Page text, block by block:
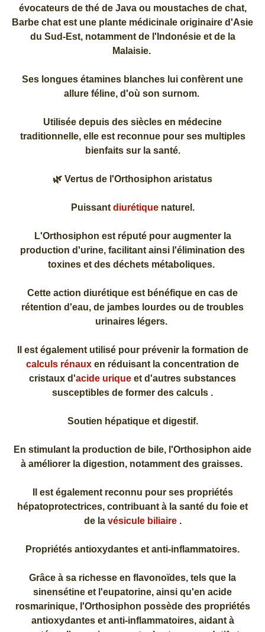
évocateurs de thé de Java ou moustaches de chat,
Barbe chat est une plante médicinale originaire d'Asie
du Sud-Est, notamment de l'Indonésie et de la
Malaisie.
Ses longues étamines blanches lui confèrent une
allure féline, d'où son surnom.
Utilisée depuis des siècles en médecine
traditionnelle, elle est reconnue pour ses multiples
bienfaits sur la santé.
🌿 Vertus de l'Orthosiphon aristatus
Puissant diurétiquenaturel.
L'Orthosiphon est réputé pour augmenter la
production d'urine, facilitant ainsi l'élimination des
toxines et des déchets métaboliques.
Cette action diurétique est bénéfique en cas de
rétention d'eau, de jambes lourdes ou de troubles
urinaires légers.
Il est également utilisé pour prévenir la formation de
calculs rénaux en réduisant la concentration de
cristaux d'acide urique et d'autres substances
susceptibles de former des calculs .
Soutien hépatique et digestif.
En stimulant la production de bile, l'Orthosiphon aide
à améliorer la digestion, notamment des graisses.
Il est également reconnu pour ses propriétés
hépatoprotectrices, contribuant à la santé du foie et
de la vésicule biliaire.
Propriétés antioxydantes et anti-inflammatoires.
Grâce à sa richesse en flavonoïdes, tels que la
sinensétine et l'eupatorine, ainsi qu'en acide
rosmarinique, l'Orthosiphon possède des propriétés
antioxydantes et anti-inflammatoires, aidant à